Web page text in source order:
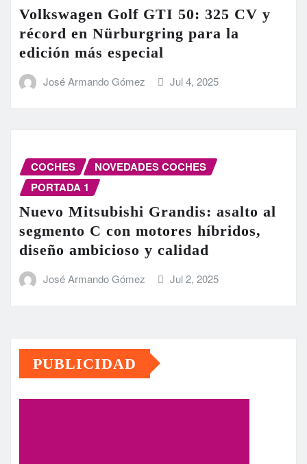
Volkswagen Golf GTI 50: 325 CV y
récord en Nürburgring para la
edición más especial
José Armando Gómez Jul 4, 2025
COCHES
NOVEDADES COCHES
PORTADA 1
Nuevo Mitsubishi Grandis: asalto al
segmento C con motores híbridos,
diseño ambicioso y calidad
José Armando Gómez Jul 2, 2025
PUBLICIDAD